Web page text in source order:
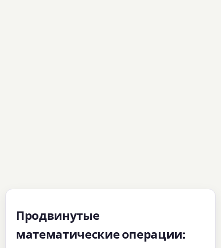
Продвинутые
математические операции: